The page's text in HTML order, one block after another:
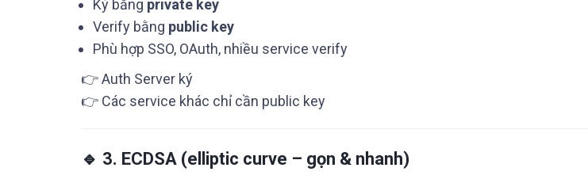
Ký bằng private key
Verify bằng public key
Phù hợp SSO, OAuth, nhiều service verify
👉 Auth Server ký
👉 Các service khác chỉ cần public key
🔹 3. ECDSA (elliptic curve – gọn & nhanh)